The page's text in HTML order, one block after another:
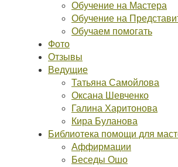
Обучение на Мастера
Обучение на
Обучаем помогать
Фото
Отзывы
Ведущие
Татьяна Самойлова
Оксана Шевченко
Галина Харитонова
Кира Буланова
Библиотека помощи для
Аффирмации
Беседы Ошо